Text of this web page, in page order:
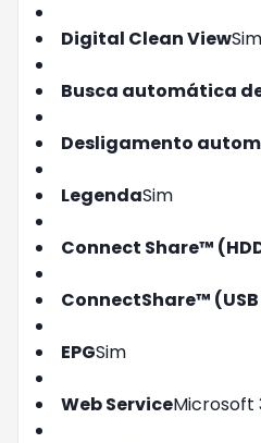
Digital Clean ViewSim
Busca automática
Desligamento
LegendaSim
Connect Share™
ConnectShare™
EPGSim
Web ServiceMicrosoft